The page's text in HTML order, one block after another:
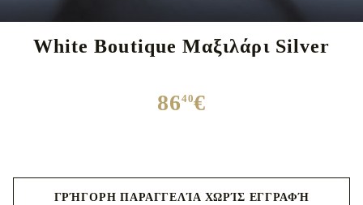
White Boutique Μαξιλάρι Silver
8640€
ΓΡΉΓΟΡΗ ΠΑΡΑΓΓΕΛΊΑ ΧΩΡΊΣ ΕΓΓΡΑΦΉ